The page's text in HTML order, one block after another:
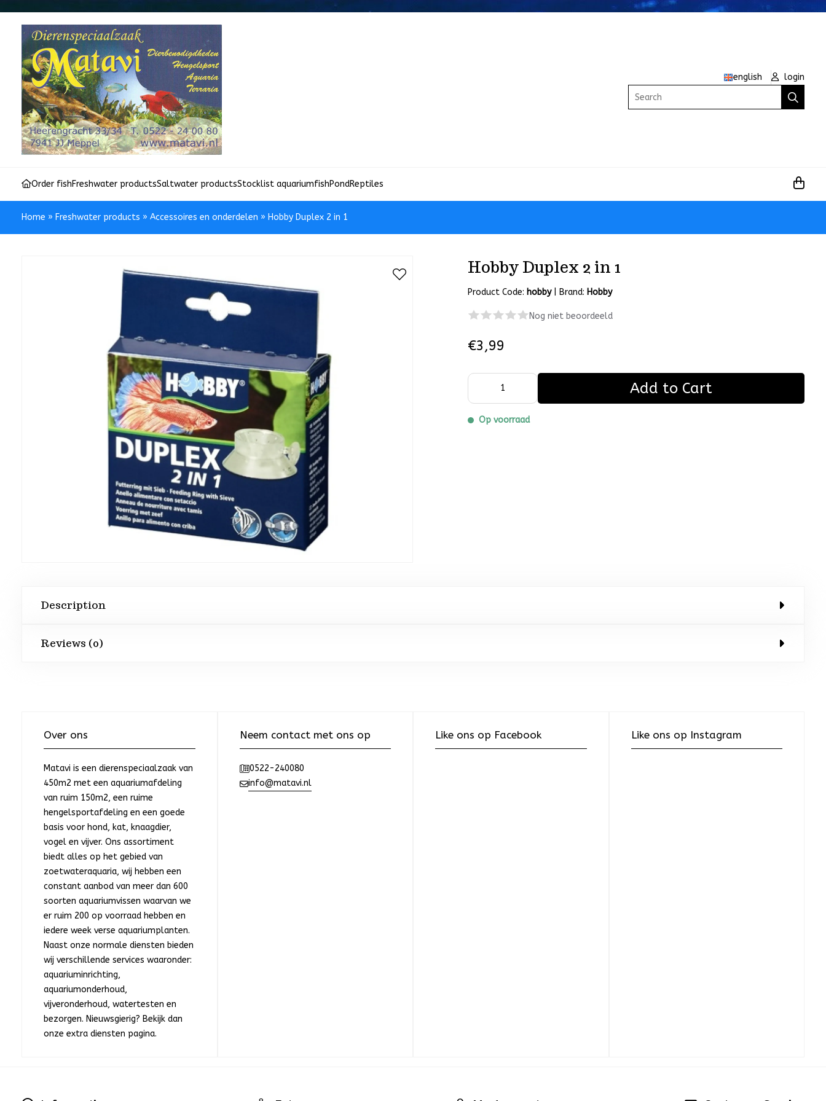
english
login
Search
Order fishFreshwater productsSaltwater productsStocklist aquariumfishPondReptiles
Home » Freshwater products » Accessoires en onderdelen » Hobby Duplex 2 in 1
Hobby Duplex 2 in 1
Product Code: hobby Brand: Hobby
Nog niet beoordeeld
€3,99
Add to Cart
Op voorraad
Description
Reviews (0)
Over ons
Matavi is een dierenspeciaalzaak van
450m2 met een aquariumafdeling
van ruim 150m2, een ruime
hengelsportafdeling en een goede
basis voor hond, kat, knaagdier,
vogel en vijver. Ons assortiment
biedt alles op het gebied van
zoetwateraquaria, wij hebben een
constant aanbod van meer dan 600
soorten aquariumvissen waarvan we
er ruim 200 op voorraad hebben en
iedere week verse aquariumplanten.
Naast onze normale diensten bieden
wij verschillende services waaronder:
aquariuminrichting,
aquariumonderhoud,
vijveronderhoud, watertesten en
bezorgen. Nieuwsgierig? Bekijk dan
onze extra diensten pagina.
Neem contact met ons op
0522-240080
info@matavi.nl
Like ons op Facebook Like ons op Instagram